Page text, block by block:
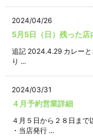
2024/04/26
5月5日（日）残った
追記 2024.4.29 カレー
り ...
2024/03/31
４月予約営業詳細
４月５日から２８日まで
・当店発行 ...